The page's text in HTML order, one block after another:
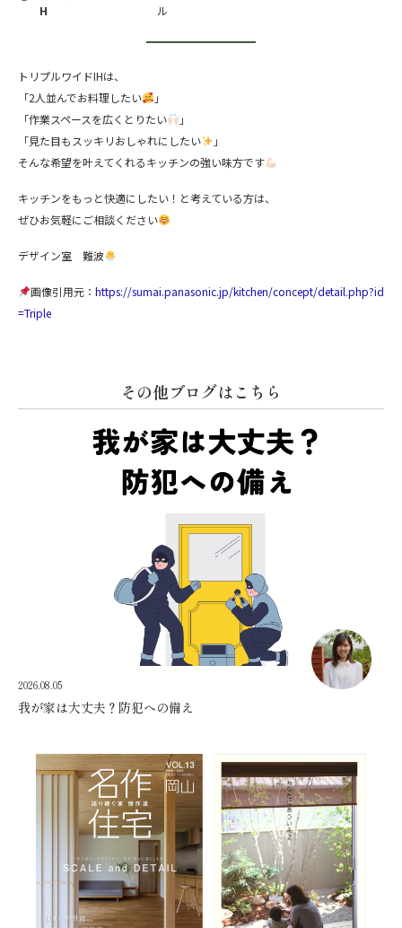
H
ル
トリプルワイドIHは、
「2人並んでお料理したい
」
「作業スペースを広くとりたい
」
「見た目もスッキリおしゃれにしたい
」
そんな希望を叶えてくれるキッチンの強い味方です
キッチンをもっと快適にしたい！と考えている方は、
ぜひお気軽にご相談ください
デザイン室 難波
画像引用元： https://sumai.panasonic.jp/kitchen/concept/detail.php?id
=Triple
その他ブログはこちら
2026.08.05
我が家は大丈夫？防犯への備え